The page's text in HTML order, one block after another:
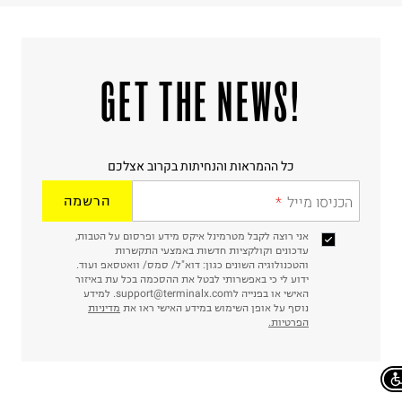
!GET THE NEWS
כל ההמראות והנחיתות בקרוב אצלכם
הכניסו מייל הרשמה
אני רוצה לקבל מטרמינל איקס מידע ופרסום על הטבות,
עדכונים וקולקציות חדשות באמצעי התקשרות
והטכנולוגיה השונים כגון: דוא"ל/ סמס/ וואטסאפ ועוד.
ידוע לי כי באפשרותי לבטל את ההסכמה בכל עת באיזור
האישי או בפנייה לsupport@terminalx.com. למידע
נוסף על אופן השימוש במידע האישי ראו את מדיניות
הפרטיות.